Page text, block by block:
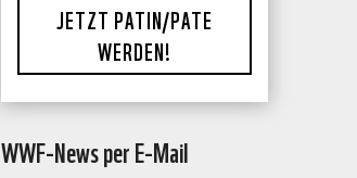
JETZT PATIN/PATE
WERDEN!
WWF-News per E-Mail